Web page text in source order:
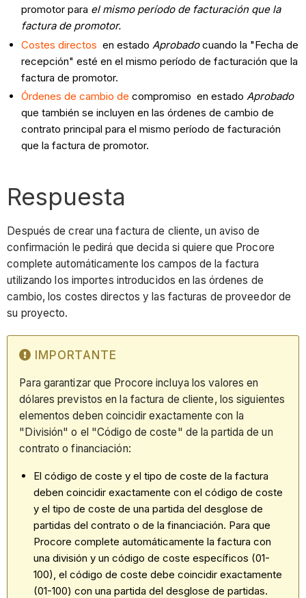
promotor para el mismo período de facturación que la
factura de promotor.
Costes directos en estado Aprobadocuando la "Fecha de
recepción" esté en el mismo período de facturación que la
factura de promotor.
Órdenes de cambio de compromiso en estadoAprobado
que también se incluyen en las órdenes de cambio de
contrato principal para el mismo período de facturación
que la factura de promotor.
Respuesta
Después de crear una factura de cliente, un aviso de
confirmación le pedirá que decida si quiere que Procore
complete automáticamente los campos de la factura
utilizando los importes introducidos en las órdenes de
cambio, los costes directos y las facturas de proveedor de
su proyecto.
IMPORTANTE
Para garantizar que Procore incluya los valores en
dólares previstos en la factura de cliente, los siguientes
elementos deben coincidir exactamente con la
"División" o el "Código de coste" de la partida de un
contrato o financiación:
El código de coste y el tipo de coste de la factura
deben coincidir exactamente con el código de coste
y el tipo de coste de una partida del desglose de
partidas del contrato o de la financiación. Para que
Procore complete automáticamente la factura con
una división y un código de coste específicos (01-
100), el código de coste debe coincidir exactamente
(01-100) con una partida del desglose de partidas.